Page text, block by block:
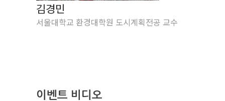
김경민
서울대학교 환경대학원 도시계획전공 교수
이벤트 비디오